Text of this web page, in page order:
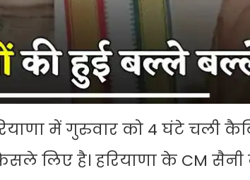
में गुरुवार को 4 घंटे चली
लिए है। हरियाणा के CM सैनी